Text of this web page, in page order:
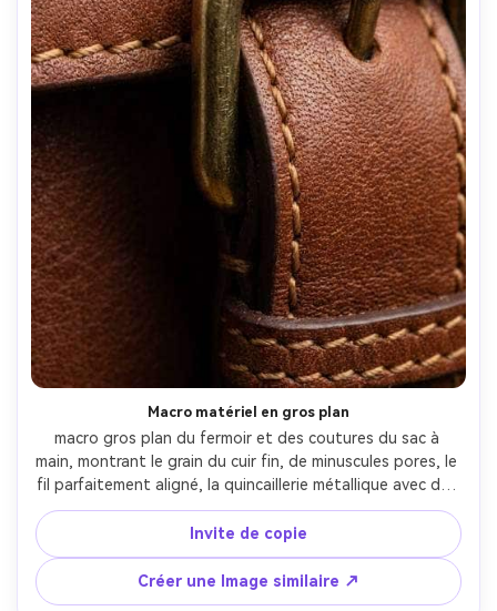
Macro matériel en gros plan
macro gros plan du fermoir et des coutures du sac à
main, montrant le grain du cuir fin, de minuscules pores, le
fil parfaitement aligné, la quincaillerie métallique avec des
micro-rayures subtiles, l'éclairage macro studio avec des
réflexions douces, prise sur Canon EOS R5, macro 100 mm,
f/11, texture du produit ultra-détaillée, haute résolution-
AR 4:5
Invite de copie
Créer une Image similaire ↗